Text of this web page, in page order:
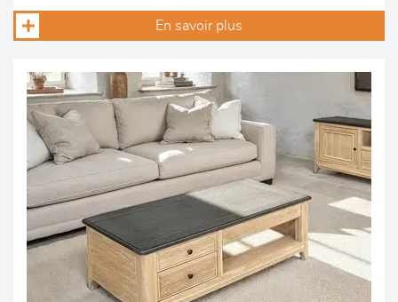
En savoir plus